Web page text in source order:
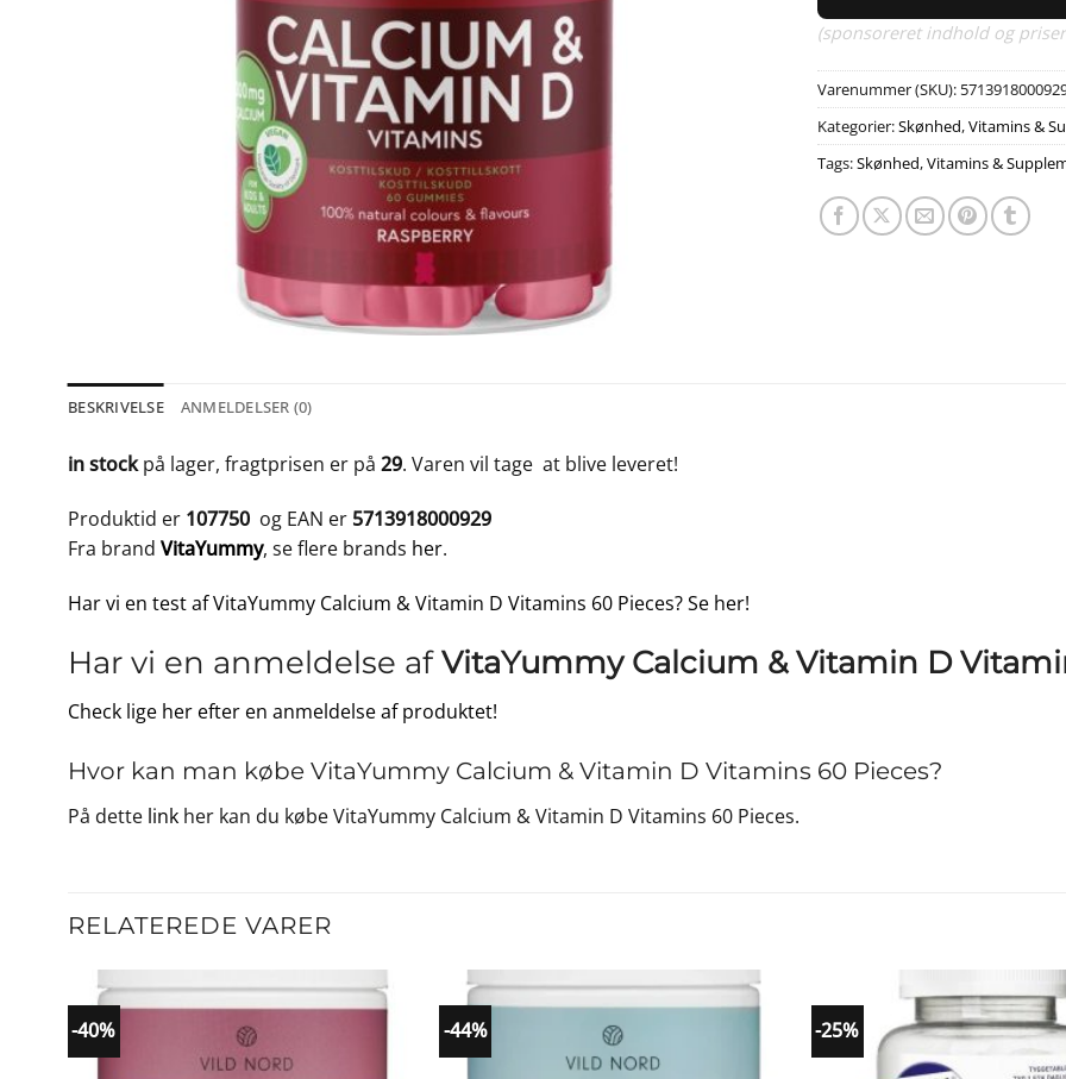
(sponsoreret indhold og
Varenummer (SKU):
Kategorier:Skønhed,Vitamins &
Tags:Skønhed,Vitamins &
BESKRIVELSE ANMELDELSER (0)
in stockpå lager, fragtprisen er på 29. Varen vil tage at blive leveret!
Produktid er 107750 og EAN er 5713918000929
Fra brand VitaYummy, se flere brands her.
Har vi en test af VitaYummy Calcium & Vitamin D Vitamins 60 Pieces? Se her!
Har vi en anmeldelse afVitaYummy Calcium & Vitamin D
Check lige her efter en anmeldelse af produktet!
Hvor kan man købe VitaYummy Calcium & Vitamin D Vitamins 60 Pieces?
På dette link her kan du købe VitaYummy Calcium & Vitamin D Vitamins 60 Pieces.
RELATEREDE VARER
-40% -44% -25%